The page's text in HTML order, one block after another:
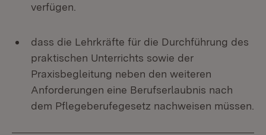
verfügen.
dass die Lehrkräfte für die Durchführung des
praktischen Unterrichts sowie der
Praxisbegleitung neben den weiteren
Anforderungen eine Berufserlaubnis nach
dem Pflegeberufegesetz nachweisen müssen.